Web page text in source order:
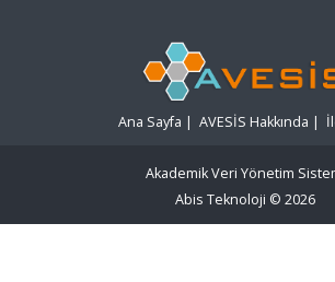
Ana Sayfa | AVESİS Hakkında |
Akademik Veri Yönetim
Abis Teknoloji © 2026